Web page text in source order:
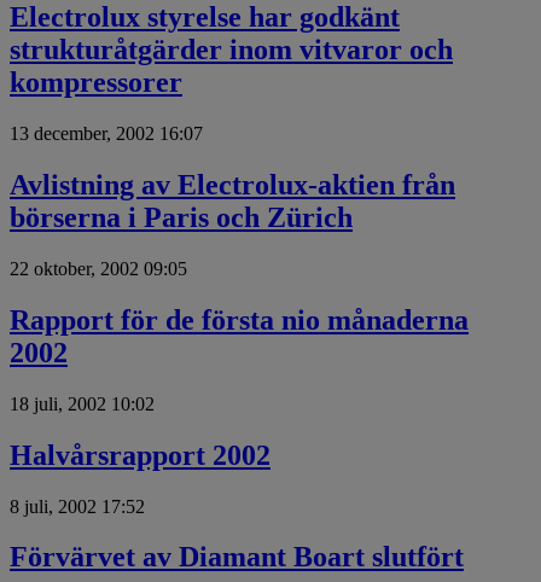
Electrolux styrelse har godkänt
strukturåtgärder inom vitvaror och
kompressorer
13 december, 2002 16:07
Avlistning av Electrolux-aktien från
börserna i Paris och Zürich
22 oktober, 2002 09:05
Rapport för de första nio månaderna
2002
18 juli, 2002 10:02
Halvårsrapport 2002
8 juli, 2002 17:52
Förvärvet av Diamant Boart slutfört